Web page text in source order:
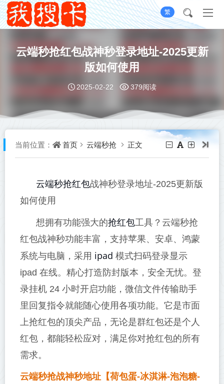
繁
云端秒抢红包战神秒登录地址-2025更新
版如何使用
2025-02-22 379阅读
当前位置： 首页 云端秒抢 正文
云端秒抢红包战神秒登录地址-2025更新版
如何使用
想拥有功能强大的抢红包工具？云端秒抢
红包战神秒功能丰富，支持苹果、安卓、鸿蒙
系统与电脑，采用 ipad 模式扫码登录显示
ipad 在线。精心打造防封版本，安全无忧。登
录挂机 24 小时开启功能，微信文件传输助手
里回复指令就能随心使用各项功能。它是市面
上抢红包的顶尖产品，无论是群红包还是个人
红包，都能轻松应对，满足你对抢红包的所有
需求。
云端秒抢战神秒地址【荷包蛋-冰淇淋-泡泡糖-